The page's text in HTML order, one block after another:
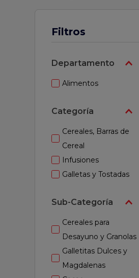
Filtros
Departamento
Alimentos
Categoría
Cereales, Barras de
Cereal
Infusiones
Galletas y Tostadas
Sub-Categoría
Cereales para
Desayuno y Granolas
Galletitas Dulces y
Magdalenas